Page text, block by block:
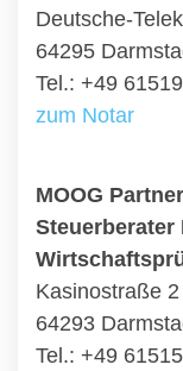
Deutsche-
64295
Tel.: +49
zum Notar
MOOG
Steuerberater
Kasinostraße 2
64293
Tel.: +49